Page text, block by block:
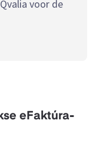
voor de
eFaktúra-